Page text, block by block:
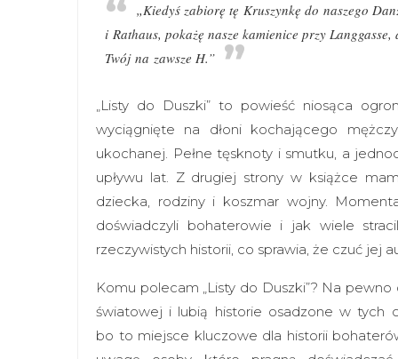
„Kiedyś zabiorę tę Kruszynkę do naszego
i Rathaus, pokażę nasze kamienice przy
Twój na zawsze H.”
„Listy do Duszki” to powieść niosąca
wyciągnięte na dłoni kochającego
ukochanej. Pełne tęsknoty i smutku, a
upływu lat. Z drugiej strony w książce
dziecka, rodziny i koszmar wojny.
doświadczyli bohaterowie i jak wiele
rzeczywistych historii, co sprawia, że czuć jej
Komu polecam „Listy do Duszki”? Na
światowej i lubią historie osadzone w tych
bo to miejsce kluczowe dla historii